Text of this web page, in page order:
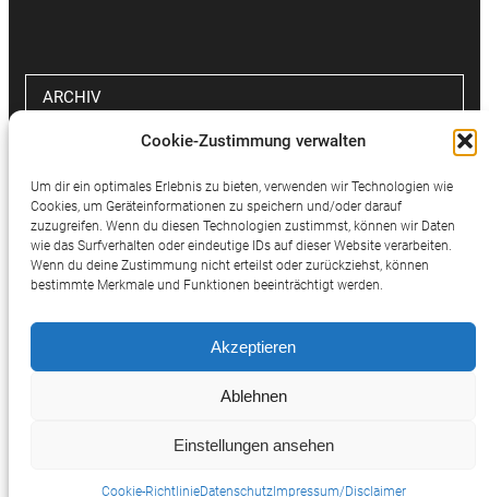
Cookie-Zustimmung verwalten
Um dir ein optimales Erlebnis zu bieten, verwenden wir Technologien wie
Cookies, um Geräteinformationen zu speichern und/oder darauf
zuzugreifen. Wenn du diesen Technologien zustimmst, können wir Daten
wie das Surfverhalten oder eindeutige IDs auf dieser Website verarbeiten.
Wenn du deine Zustimmung nicht erteilst oder zurückziehst, können
bestimmte Merkmale und Funktionen beeinträchtigt werden.
Akzeptieren
Ablehnen
Einstellungen ansehen
Cookie-RichtlinieDatenschutzImpressum/Disclaimer
ARCHIV
SOCIAL MEDIA
Twitter Facebook Instagram
© 2025 Potthast Rechtsanwälte